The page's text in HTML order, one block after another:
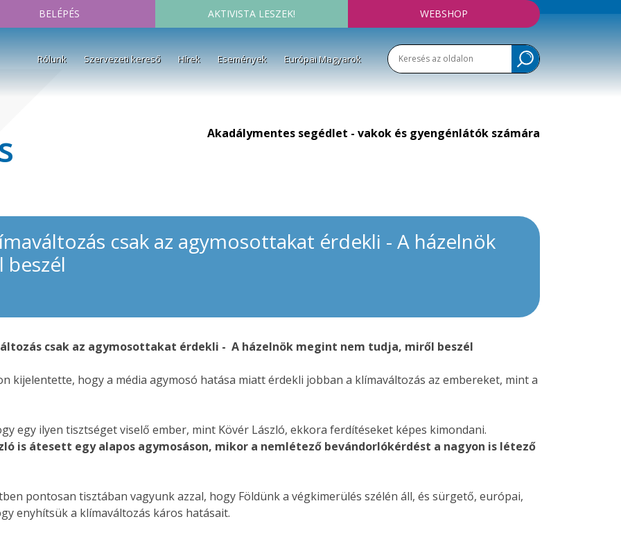
BELÉPÉS AKTIVISTA LESZEK! WEBSHOP
Rólunk Szervezeti kereső Hírek Események Európai Magyarok
Akadálymentes segédlet - vakok és gyengénlátók számára
csak az agymosottakat érdekli - A házelnök
csak az agymosottakat érdekli - A házelnök megint nem tudja, miről beszél
kijelentette, hogy a média agymosó hatása miatt érdekli jobban a klímaváltozás az embereket, mint a
egy ilyen tisztséget viselő ember, mint Kövér László, ekkora ferdítéseket képes kimondani.
is átesett egy alapos agymosáson, mikor a nemlétező bevándorlókérdést a nagyon is létező
pontosan tisztában vagyunk azzal, hogy Földünk a végkimerülés szélén áll, és sürgető, európai,
enyhítsük a klímaváltozás káros hatásait.